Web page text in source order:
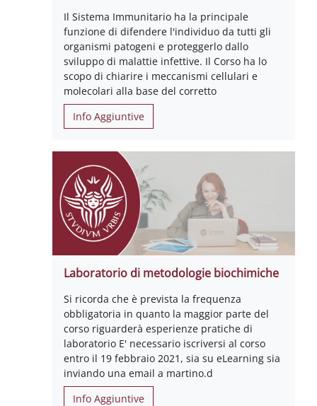
Il Sistema Immunitario ha la principale
funzione di difendere l'individuo da tutti gli
organismi patogeni e proteggerlo dallo
sviluppo di malattie infettive. Il Corso ha lo
scopo di chiarire i meccanismi cellulari e
molecolari alla base del corretto
Info Aggiuntive
Laboratorio di metodologie biochimiche
Si ricorda che è prevista la frequenza
obbligatoria in quanto la maggior parte del
corso riguarderà esperienze pratiche di
laboratorio E' necessario iscriversi al corso
entro il 19 febbraio 2021, sia su eLearning sia
inviando una email a martino.d
Info Aggiuntive